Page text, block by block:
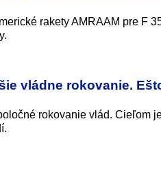
rakety AMRAAM pre F
vládne rokovanie.
rokovanie vlád. Cieľom